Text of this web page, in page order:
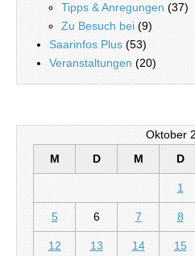
Tipps & Anregungen (37)
Zu Besuch bei (9)
Saarinfos Plus (53)
Veranstaltungen (20)
Oktober
M
D M D
1
5 6 7 8
12 13 14 15